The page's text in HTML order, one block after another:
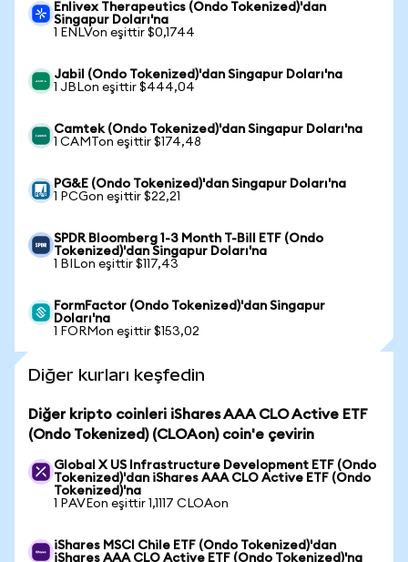
Enlivex Therapeutics (Ondo Tokenized)'dan
Singapur Doları'na
1 ENLVon eşittir $0,1744
Jabil (Ondo Tokenized)'dan Singapur Doları'na
1 JBLon eşittir $444,04
Camtek (Ondo Tokenized)'dan Singapur Doları'na
1 CAMTon eşittir $174,48
PG&E (Ondo Tokenized)'dan Singapur Doları'na
1 PCGon eşittir $22,21
SPDR Bloomberg 1-3 Month T-Bill ETF (Ondo
Tokenized)'dan Singapur Doları'na
1 BILon eşittir $117,43
FormFactor (Ondo Tokenized)'dan Singapur
Doları'na
1 FORMon eşittir $153,02
Diğer kurları keşfedin
Diğer kripto coinleri iShares AAA CLO Active ETF
(Ondo Tokenized) (CLOAon) coin'e çevirin
Global X US Infrastructure Development ETF (Ondo
Tokenized)'dan iShares AAA CLO Active ETF (Ondo
Tokenized)'na
1 PAVEon eşittir 1,1117 CLOAon
iShares MSCI Chile ETF (Ondo Tokenized)'dan
iShares AAA CLO Active ETF (Ondo Tokenized)'na